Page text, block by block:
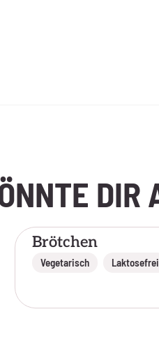
DIR
Brötchen
Vegetarisch Laktosefrei